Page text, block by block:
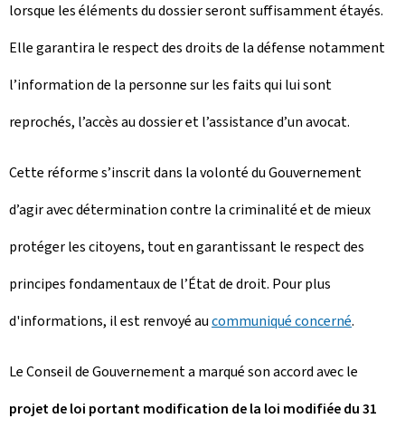
lorsque les éléments du dossier seront suffisamment étayés.
Elle garantira le respect des droits de la défense notamment
l’information de la personne sur les faits qui lui sont
reprochés, l’accès au dossier et l’assistance d’un avocat.
Cette réforme s’inscrit dans la volonté du Gouvernement
d’agir avec détermination contre la criminalité et de mieux
protéger les citoyens, tout en garantissant le respect des
principes fondamentaux de l’État de droit. Pour plus
d'informations, il est renvoyé aucommuniqué concerné.
Le Conseil de Gouvernement a marqué son accord avec le
projet de loi portant modification de la loi modifiée du 31